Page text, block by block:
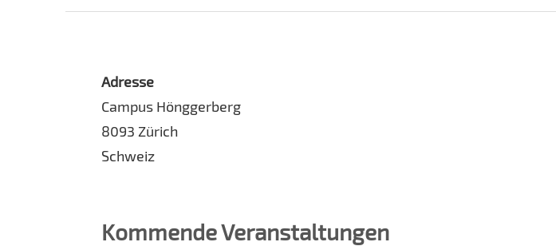
Adresse
Campus Hönggerberg
8093 Zürich
Schweiz
Kommende Veranstaltungen